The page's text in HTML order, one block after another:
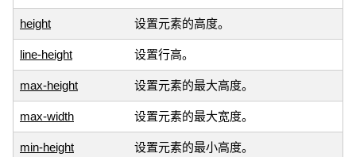
height 设置元素的高度。
line-height 设置行高。
max-height 设置元素的最大高度。
max-width 设置元素的最大宽度。
min-height 设置元素的最小高度。